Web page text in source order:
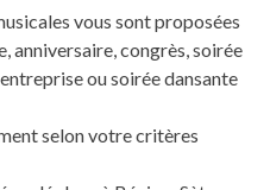
vous sont proposées
anniversaire, congrès, soirée
ou soirée dansante
selon votre critères